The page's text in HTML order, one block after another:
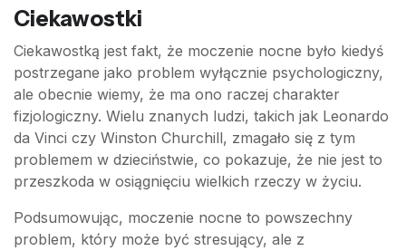
Ciekawostki
Ciekawostką jest fakt, że moczenie nocne było kiedyś
postrzegane jako problem wyłącznie psychologiczny,
ale obecnie wiemy, że ma ono raczej charakter
fizjologiczny. Wielu znanych ludzi, takich jak Leonardo
da Vinci czy Winston Churchill, zmagało się z tym
problemem w dzieciństwie, co pokazuje, że nie jest to
przeszkoda w osiągnięciu wielkich rzeczy w życiu.
Podsumowując, moczenie nocne to powszechny
problem, który może być stresujący, ale z